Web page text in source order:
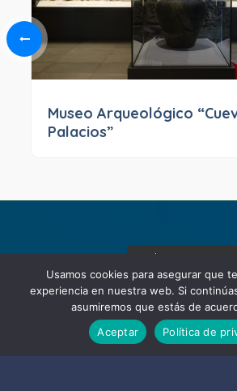
Museo Arqueológico
Palacios”
Usamos cookies para asegurar que
experiencia en nuestra web. Si
asumiremos que estás de
Aceptar
Política de
¡Hola! Soy Noy.
ayudarte?